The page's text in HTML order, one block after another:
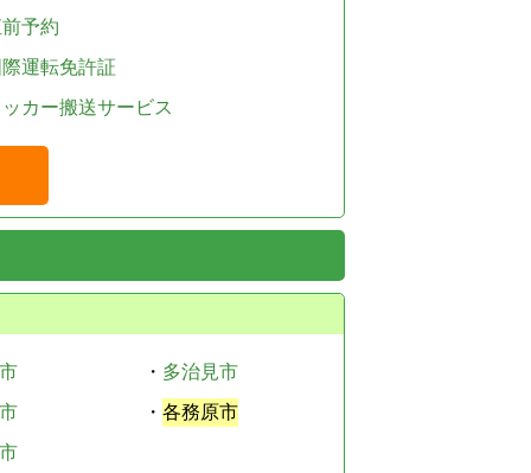
予約
運転免許証
カー搬送サービス
・ 多治見市
・ 各務原市